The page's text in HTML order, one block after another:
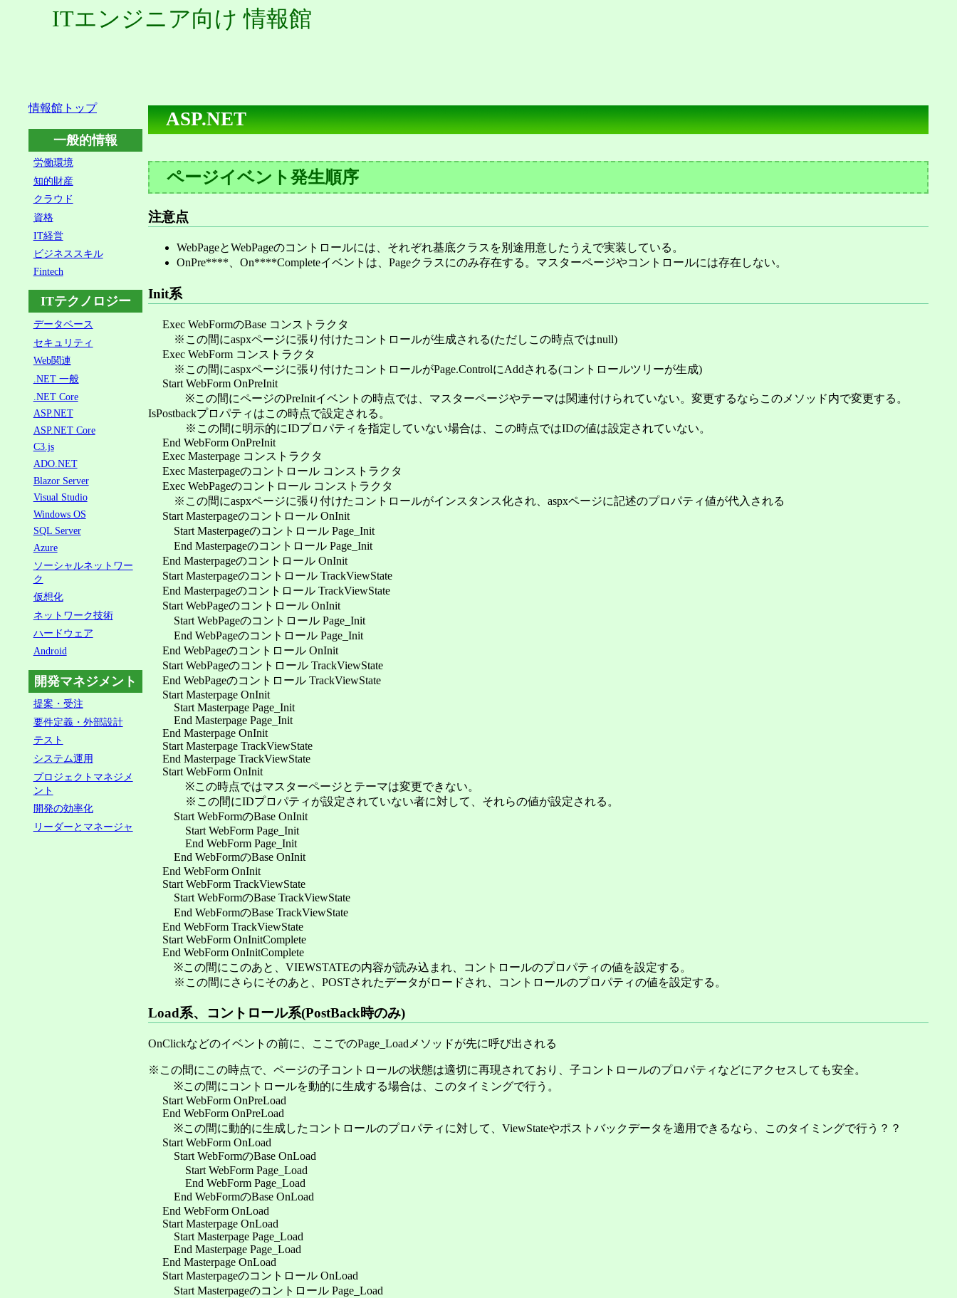
ITエンジニア向け 情報館
情報館トップ
一般的情報
労働環境
知的財産
クラウド
資格
IT経営
ビジネススキル
Fintech
ITテクノロジー
データベース
セキュリティ
Web関連
.NET 一般
.NET Core
ASP.NET
ASP.NET Core
C3.js
ADO.NET
Blazor Server
Visual Studio
Windows OS
SQL Server
Azure
ソーシャルネットワー
ク
仮想化
ネットワーク技術
ハードウェア
Android
開発マネジメント
提案・受注
要件定義・外部設計
テスト
システム運用
プロジェクトマネジメ
ント
開発の効率化
リーダーとマネージャ
ASP.NET
ページイベント発生順序
注意点
WebPageとWebPageのコントロールには、それぞれ基底クラスを別途用意したうえで実装している。
OnPre****、On****Completeイベントは、Pageクラスにのみ存在する。マスターページやコントロールには存在しない。
Init系
Exec WebFormのBase コンストラクタ
※この間にaspxページに張り付けたコントロールが生成される(ただしこの時点ではnull)
Exec WebForm コンストラクタ
※この間にaspxページに張り付けたコントロールがPage.ControlにAddされる(コントロールツリーが生成)
Start WebForm OnPreInit
※この間にページのPreInitイベントの時点では、マスターページやテーマは関連付けられていない。変更するならこのメソッド内で変更する。
IsPostbackプロパティはこの時点で設定される。
※この間に明示的にIDプロパティを指定していない場合は、この時点ではIDの値は設定されていない。
End WebForm OnPreInit
Exec Masterpage コンストラクタ
Exec Masterpageのコントロール コンストラクタ
Exec WebPageのコントロール コンストラクタ
※この間にaspxページに張り付けたコントロールがインスタンス化され、aspxページに記述のプロパティ値が代入される
Start Masterpageのコントロール OnInit
Start Masterpageのコントロール Page_Init
End Masterpageのコントロール Page_Init
End Masterpageのコントロール OnInit
Start Masterpageのコントロール TrackViewState
End Masterpageのコントロール TrackViewState
Start WebPageのコントロール OnInit
Start WebPageのコントロール Page_Init
End WebPageのコントロール Page_Init
End WebPageのコントロール OnInit
Start WebPageのコントロール TrackViewState
End WebPageのコントロール TrackViewState
Start Masterpage OnInit
Start Masterpage Page_Init
End Masterpage Page_Init
End Masterpage OnInit
Start Masterpage TrackViewState
End Masterpage TrackViewState
Start WebForm OnInit
※この時点ではマスターページとテーマは変更できない。
※この間にIDプロパティが設定されていない者に対して、それらの値が設定される。
Start WebFormのBase OnInit
Start WebForm Page_Init
End WebForm Page_Init
End WebFormのBase OnInit
End WebForm OnInit
Start WebForm TrackViewState
Start WebFormのBase TrackViewState
End WebFormのBase TrackViewState
End WebForm TrackViewState
Start WebForm OnInitComplete
End WebForm OnInitComplete
※この間にこのあと、VIEWSTATEの内容が読み込まれ、コントロールのプロパティの値を設定する。
※この間にさらにそのあと、POSTされたデータがロードされ、コントロールのプロパティの値を設定する。
Load系、コントロール系(PostBack時のみ)
OnClickなどのイベントの前に、ここでのPage_Loadメソッドが先に呼び出される
※この間にこの時点で、ページの子コントロールの状態は適切に再現されており、子コントロールのプロパティなどにアクセスしても安全。
※この間にコントロールを動的に生成する場合は、このタイミングで行う。
Start WebForm OnPreLoad
End WebForm OnPreLoad
※この間に動的に生成したコントロールのプロパティに対して、ViewStateやポストバックデータを適用できるなら、このタイミングで行う？？
Start WebForm OnLoad
Start WebFormのBase OnLoad
Start WebForm Page_Load
End WebForm Page_Load
End WebFormのBase OnLoad
End WebForm OnLoad
Start Masterpage OnLoad
Start Masterpage Page_Load
End Masterpage Page_Load
End Masterpage OnLoad
Start Masterpageのコントロール OnLoad
Start Masterpageのコントロール Page_Load